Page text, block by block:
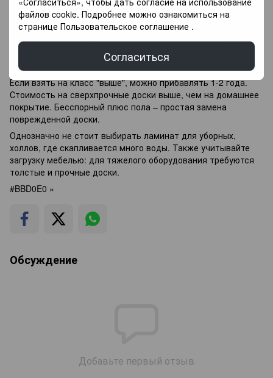
файлов cookie. Подробнее можно ознакомиться на
странице Пользовательское соглашение .
Согласиться
ламинат 34 класса. Как самый крепкий и долговечный, он
применяется в спортзалах, ресторанах. Это специально
разработанное коммерческое покрытие для общественных
мест с высокой нагрузкой. Он используется даже в
торговых центрах и аэропортах.
Срок службы коммерческого ламината составляет 5-6 лет.
Если взять на класс "выше", можно прибавлять 1-2 года.
Стоимость на сверхпрочные доски выше, чем на домашнее
покрытие. Бесспорный плюс пола – простая замена
поврежденной доски.
Однозначно не стоит выбирать ламинат для уборных,
холлов, где скапливается много воды. Также учитывайте
загрузку мебелью: для тяжелого оборудования требуются
толстые и прочные доски.
#BBD0E0 »
Обсуждение
Добавьте первый отзыв